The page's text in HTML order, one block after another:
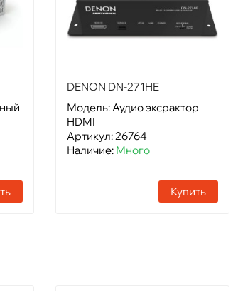
DENON DN-271HE
Модель: Аудио эксрактор
HDMI
Артикул: 26764
Наличие: Много
Купить